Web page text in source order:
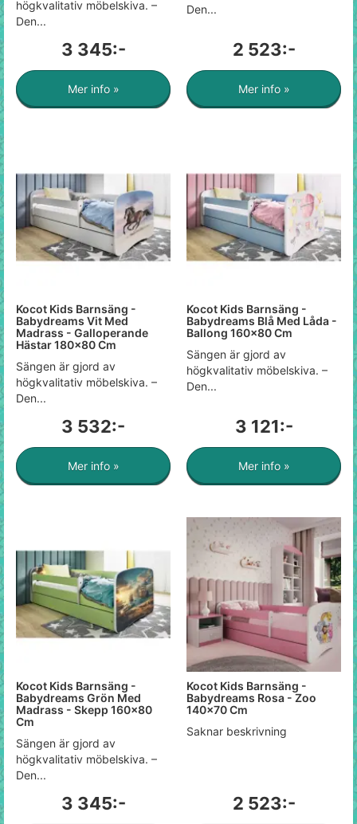
högkvalitativ möbelskiva. –
Den...
3 345:-
Mer info »
Den...
2 523:-
Mer info »
Kocot Kids Barnsäng -
Babydreams Vit Med
Madrass - Galloperande
Hästar 180x80 Cm
Sängen är gjord av
högkvalitativ möbelskiva. –
Den...
3 532:-
Mer info »
Kocot Kids Barnsäng -
Babydreams Blå Med Låda -
Ballong 160x80 Cm
Sängen är gjord av
högkvalitativ möbelskiva. –
Den...
3 121:-
Mer info »
Kocot Kids Barnsäng -
Babydreams Grön Med
Madrass - Skepp 160x80
Cm
Sängen är gjord av
högkvalitativ möbelskiva. –
Den...
3 345:-
Kocot Kids Barnsäng -
Babydreams Rosa - Zoo
140x70 Cm
Saknar beskrivning
2 523:-